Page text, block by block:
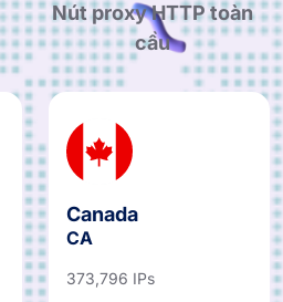
Nút proxy HTTP toàn
cầu
Canada
CA
373,796 IPs